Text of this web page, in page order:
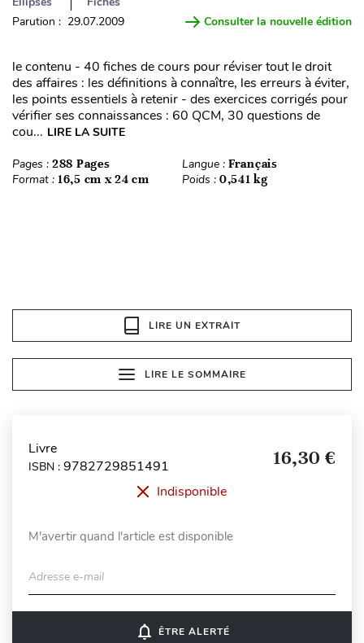
Parution : 29.07.2009
Consulter la nouvelle édition
le contenu - 40 fiches de cours pour réviser tout le droit
des affaires : les définitions à connaître, les erreurs à éviter,
les points essentiels à retenir - des exercices corrigés pour
vérifier ses connaissances : 60 QCM, 30 questions de
cou... LIRE LA SUITE
Pages : 288 Pages Langue : Français
Format : 16,5 cm x 24 cm Poids : 0,541 kg
LIRE UN EXTRAIT
LIRE LE SOMMAIRE
Livre
ISBN : 9782729851491 16,30 €
Indisponible
M'avertir quand l'article est disponible
Adresse e-mail
notifications_none ÊTRE ALERTÉ